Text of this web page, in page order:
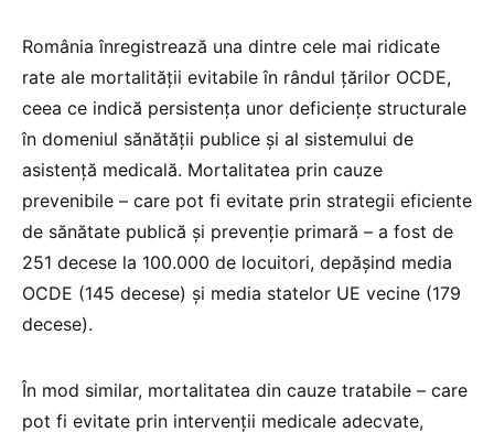
România înregistrează una dintre cele mai ridicate
rate ale mortalității evitabile în rândul țărilor OCDE,
ceea ce indică persistența unor deficiențe structurale
în domeniul sănătății publice și al sistemului de
asistență medicală. Mortalitatea prin cauze
prevenibile – care pot fi evitate prin strategii eficiente
de sănătate publică și prevenție primară – a fost de
251 decese la 100.000 de locuitori, depășind media
OCDE (145 decese) și media statelor UE vecine (179
decese).
În mod similar, mortalitatea din cauze tratabile – care
pot fi evitate prin intervenții medicale adecvate,